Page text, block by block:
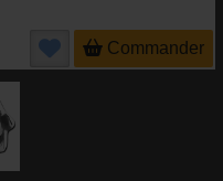
Commander